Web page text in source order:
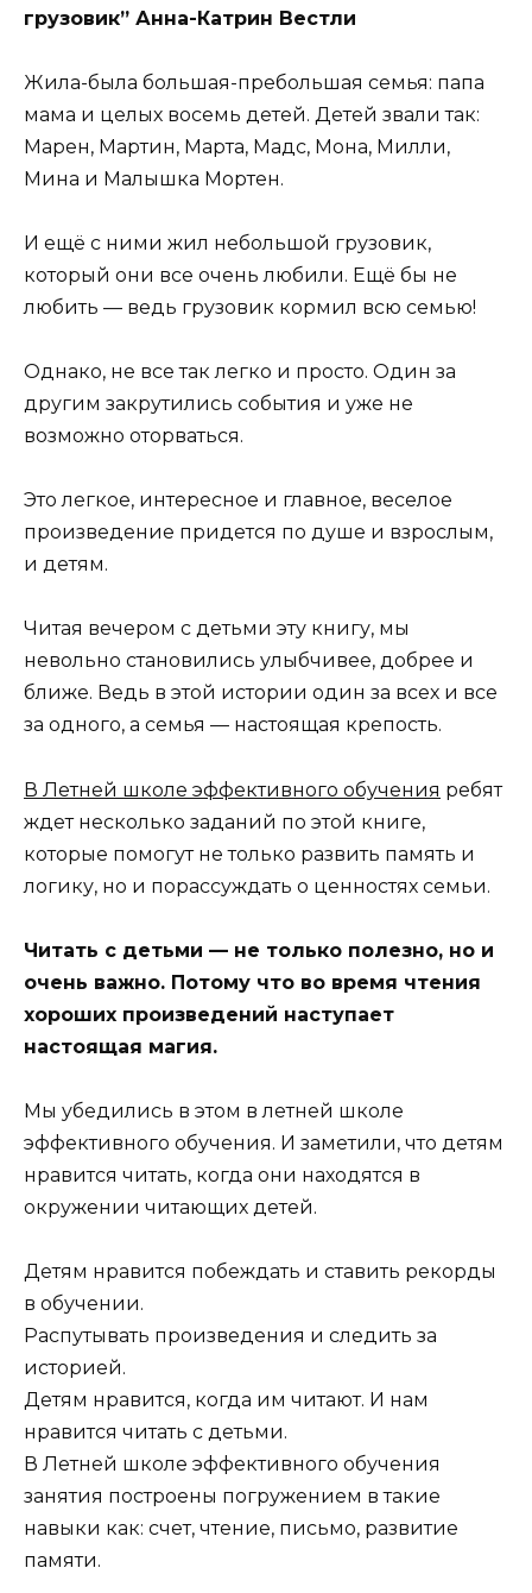
грузовик” Анна-Катрин Вестли
Жила-была большая-пребольшая семья: папа
мама и целых восемь детей. Детей звали так:
Марен, Мартин, Марта, Мадс, Мона, Милли,
Мина и Малышка Мортен.
И ещё с ними жил небольшой грузовик,
который они все очень любили. Ещё бы не
любить — ведь грузовик кормил всю семью!
Однако, не все так легко и просто. Один за
другим закрутились события и уже не
возможно оторваться.
Это легкое, интересное и главное, веселое
произведение придется по душе и взрослым,
и детям.
Читая вечером с детьми эту книгу, мы
невольно становились улыбчивее, добрее и
ближе. Ведь в этой истории один за всех и все
за одного, а семья — настоящая крепость.
В Летней школе эффективного обучения ребят
ждет несколько заданий по этой книге,
которые помогут не только развить память и
логику, но и порассуждать о ценностях семьи.
Читать с детьми — не только полезно, но и
очень важно. Потому что во время чтения
хороших произведений наступает
настоящая магия.
Мы убедились в этом в летней школе
эффективного обучения. И заметили, что детям
нравится читать, когда они находятся в
окружении читающих детей.
Детям нравится побеждать и ставить рекорды
в обучении.
Распутывать произведения и следить за
историей.
Детям нравится, когда им читают. И нам
нравится читать с детьми.
В Летней школе эффективного обучения
занятия построены погружением в такие
навыки как: счет, чтение, письмо, развитие
памяти.